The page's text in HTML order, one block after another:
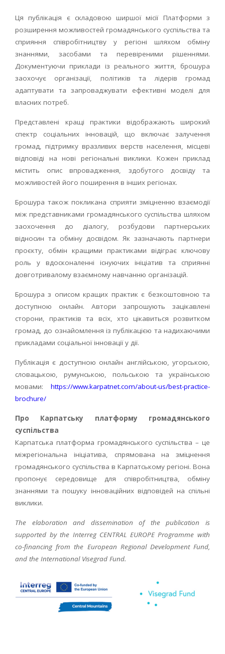
Ця публікація є складовою ширшої місії Платформи з
розширення можливостей громадянського суспільства та
сприяння співробітництву у регіоні шляхом обміну
знаннями, засобами та перевіреними рішеннями.
Документуючи приклади із реального життя, брошура
заохочує організації, політиків та лідерів громад
адаптувати та запроваджувати ефективні моделі для
власних потреб.
Представлені кращі практики відображають широкий
спектр соціальних інновацій, що включає залучення
громад, підтримку вразливих верств населення, місцеві
відповіді на нові регіональні виклики. Кожен приклад
містить опис впровадження, здобутого досвіду та
можливостей його поширення в інших регіонах.
Брошура також покликана сприяти зміцненню взаємодії
між представниками громадянського суспільства шляхом
заохочення до діалогу, розбудови партнерських
відносин та обміну досвідом. Як зазначають партнери
проєкту, обмін кращими практиками відіграє ключову
роль у вдосконаленні існуючих ініціатив та сприянні
довготривалому взаємному навчанню організацій.
Брошура з описом кращих практик є безкоштовною та
доступною онлайн. Автори запрошують зацікавлені
сторони, практиків та всіх, хто цікавиться розвитком
громад, до ознайомлення із публікацією та надихаючими
прикладами соціальної інновації у дії.
Публікація є доступною онлайн англійською, угорською,
словацькою, румунською, польською та українською
мовами: https://www.karpatnet.com/about-us/best-practice-
brochure/
Про Карпатську платформу громадянського
суспільства
Карпатська платформа громадянського суспільства – це
міжрегіональна ініціатива, спрямована на зміцнення
громадянського суспільства в Карпатському регіоні. Вона
пропонує середовище для співробітництва, обміну
знаннями та пошуку інноваційних відповідей на спільні
виклики.
The elaboration and dissemination of the publication is
supported by the Interreg CENTRAL EUROPE Programme with
co-financing from the European Regional Development Fund,
and the International Visegrad Fund.